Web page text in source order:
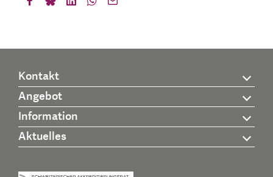
Kontakt
Angebot
Information
Aktuelles